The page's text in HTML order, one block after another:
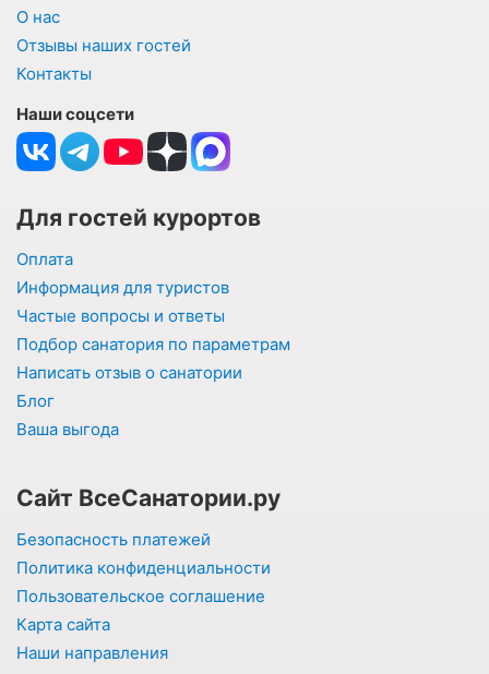
О нас
Отзывы наших гостей
Контакты
Наши соцсети
Для гостей курортов
Оплата
Информация для туристов
Частые вопросы и ответы
Подбор санатория по параметрам
Написать отзыв о санатории
Блог
Ваша выгода
Сайт ВсеСанатории.ру
Безопасность платежей
Политика конфиденциальности
Пользовательское соглашение
Карта сайта
Наши направления